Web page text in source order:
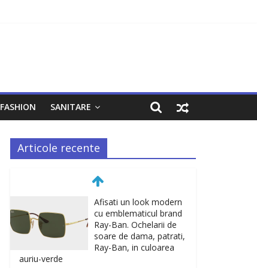
FASHION SANITARE
Articole recente
Afisati un look modern
cu emblematicul brand
Ray-Ban. Ochelarii de
soare de dama, patrati,
Ray-Ban, in culoarea
auriu-verde